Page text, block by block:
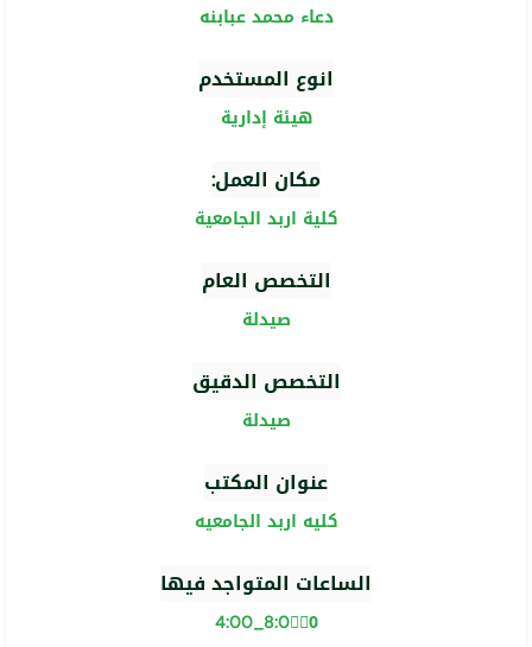
دعاء محمد عبابنه
انوع المستخدم
هيئة إدارية
مكان العمل:
كلية اربد الجامعية
التخصص العام
صيدلة
التخصص الدقيق
صيدلة
عنوان المكتب
كليه اربد الجامعيه
الساعات المتواجد فيها
8:00ّّ_4:00